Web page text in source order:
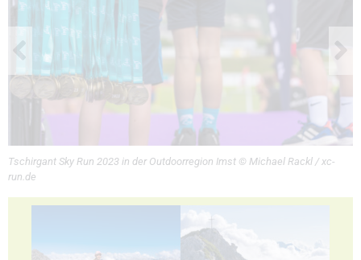
Tschirgant Sky Run 2023 in der Outdoorregion Imst © Michael Rackl / xc-
run.de